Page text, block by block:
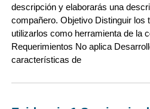
descripción y elaborarás una
compañero. Objetivo Distinguir los
utilizarlos como herramienta de la
Requerimientos No aplica
características de